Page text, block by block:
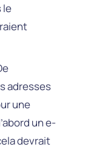
le
adresses
une
un e-
devrait